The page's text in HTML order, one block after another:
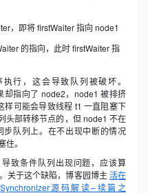
，即将 firstWaiter 指向 node1
的指向，此时 firstWaiter 指
行，这会导致队列被破坏。
却指向了 node2，node1 被排挤
样可能会导致线程 t1 一直阻塞下
头部转移节点的，但 node1 不在
队列上。在不出现中断的情况
。
致条件队列出现问题，应该算
关于这个缺陷，博客园博主 活在
源码解读–续篇之